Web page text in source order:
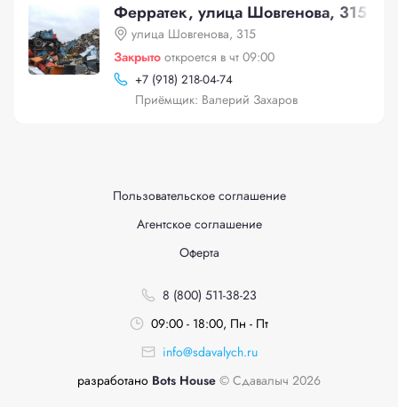
Ферратек, улица Шовгенова, 315
улица Шовгенова, 315
Закрыто откроется в чт 09:00
+7 (918) 218-04-74
Приёмщик: Валерий Захаров
Пользовательское соглашение
Агентское соглашение
Оферта
8 (800) 511-38-23
09:00 - 18:00, Пн - Пт
info@sdavalych.ru
разработано Bots House © Сдавалыч 2026